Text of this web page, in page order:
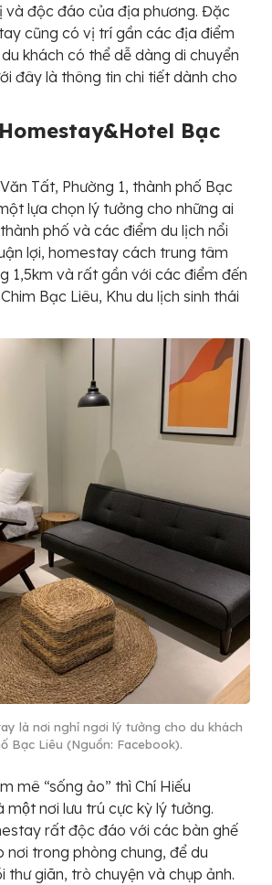
và độc đáo của địa phương. Đặc
cũng có vị trí gần các địa điểm
khách có thể dễ dàng di chuyển
đây là thông tin chi tiết dành cho
Bạc
Tất, Phường 1, thành phố Bạc
lựa chọn lý tưởng cho những ai
phố và các điểm du lịch nổi
lợi, homestay cách trung tâm
1,5km và rất gần với các điểm đến
Bạc Liêu, Khu du lịch sinh thái
là nơi nghỉ ngơi lý tưởng cho du khách
Bạc Liêu (Nguồn: Facebook).
mê “sống ảo” thì Chí Hiếu
nơi lưu trú cực kỳ lý tưởng.
rất độc đáo với các bàn ghế
nơi trong phòng chung, để du
thư giãn, trò chuyện và chụp ảnh.